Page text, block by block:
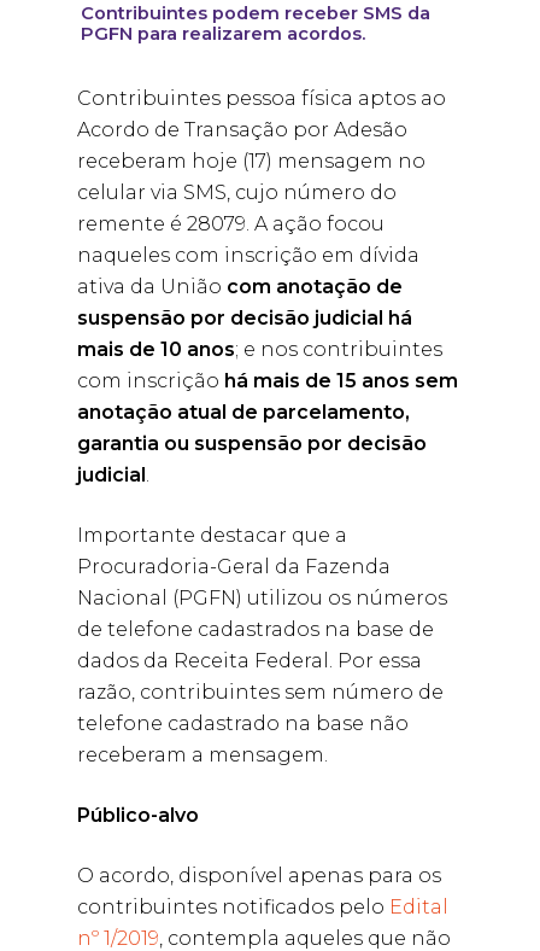
Contribuintes podem receber SMS da
PGFN para realizarem acordos.
Contribuintes pessoa física aptos ao
Acordo de Transação por Adesão
receberam hoje (17) mensagem no
celular via SMS, cujo número do
remente é 28079. A ação focou
naqueles com inscrição em dívida
ativa da União com anotação de
suspensão por decisão judicial há
mais de 10 anos; e nos contribuintes
com inscrição há mais de 15 anos sem
anotação atual de parcelamento,
garantia ou suspensão por decisão
judicial
Importante destacar que a
Procuradoria-Geral da Fazenda
Nacional (PGFN) utilizou os números
de telefone cadastrados na base de
dados da Receita Federal. Por essa
razão, contribuintes sem número de
telefone cadastrado na base não
receberam a mensagem.
Público-alvo
O acordo, disponível apenas para os
contribuintes notificados pelo Edital
nº 1/2019 , contempla aqueles que não